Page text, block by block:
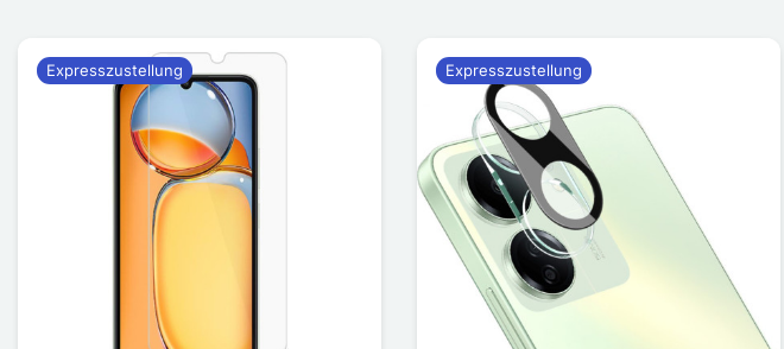
Expresszustellung Expresszustellung